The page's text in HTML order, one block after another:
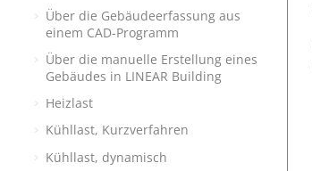
Über die Gebäudeerfassung aus
einem CAD-Programm
Über die manuelle Erstellung eines
Gebäudes in LINEAR Building
Heizlast
Kühllast, Kurzverfahren
Kühllast, dynamisch